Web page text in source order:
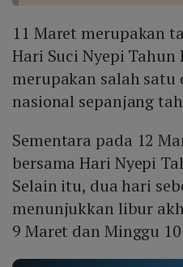
11 Maret merupakan
Hari Suci Nyepi Tahun
merupakan salah
nasional sepanjang
Sementara pada 12
bersama Hari Nyepi
Selain itu, dua hari
menunjukkan libur
9 Maret dan Minggu